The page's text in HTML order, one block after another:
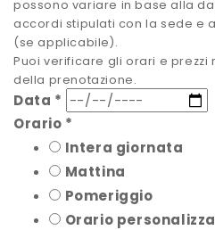
possono variare in base alla
accordi stipulati con la sede e
(se applicabile).
Puoi verificare gli orari e prezzi
della prenotazione.
Data *
Orario *
Intera giornata
Mattina
Pomeriggio
Orario